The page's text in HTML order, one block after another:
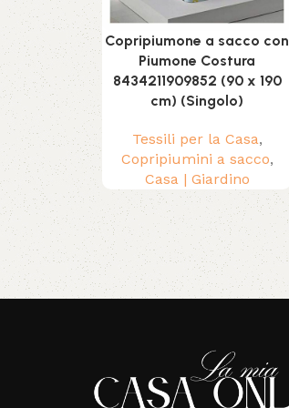
Copripiumone a sacco con
Piumone Costura
8434211909852 (90 x 190
cm) (Singolo)
Tessili per la Casa,
Copripiumini a sacco,
Casa | Giardino
Read More